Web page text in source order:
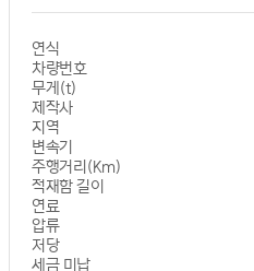
연식
차량번호
무게(t)
제작사
지역
변속기
주행거리(Km)
적재함 길이
연료
압류
저당
세금 미납